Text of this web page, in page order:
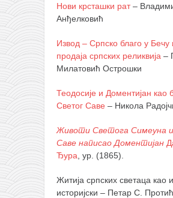
Нови крсташки рат–
Анђелковић
Извод – Српско благо у Бечу
продаја српских реликвија –
Милатовић Острошки
Теодосије и Доментијан као
Светог Саве – Никола
Животи Светога Симеуна
Саве написао Доментијан
Ђура , ур. (1865).
Житија српских светаца као
историјски – Петар С.